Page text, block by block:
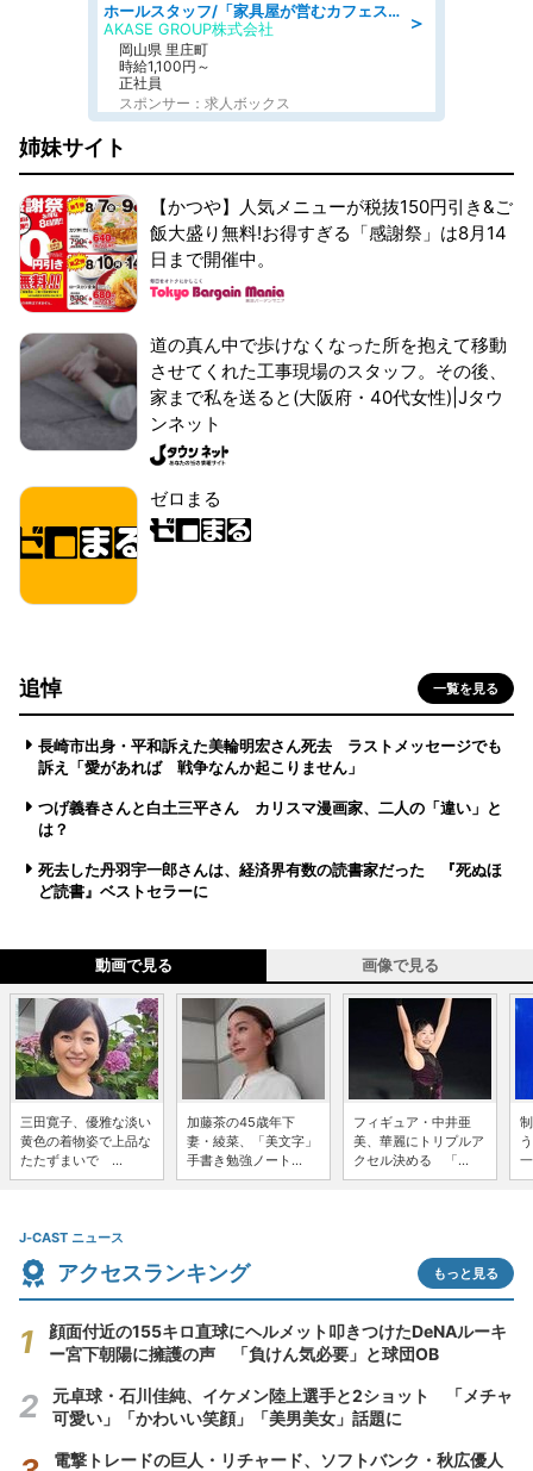
＞
ホールスタッフ/「家具屋が営むカフェスタッフ!」週2日～OK!嬉しいまかない付き/岡山県/浅口郡里庄町
AKASE GROUP株式会社
岡山県 里庄町
時給1,100円～
正社員
スポンサー：求人ボックス
姉妹サイト
【かつや】人気メニューが税抜150円引き&ご
飯大盛り無料!お得すぎる「感謝祭」は8月14
日まで開催中。
道の真ん中で歩けなくなった所を抱えて移動
させてくれた工事現場のスタッフ。その後、
家まで私を送ると(大阪府・40代女性)|Jタウ
ンネット
ゼロまる
追悼 一覧を見る
長崎市出身・平和訴えた美輪明宏さん死去 ラストメッセージでも
訴え「愛があれば 戦争なんか起こりません」
つげ義春さんと白土三平さん カリスマ漫画家、二人の「違い」と
は？
死去した丹羽宇一郎さんは、経済界有数の読書家だった 『死ぬほ
ど読書』ベストセラーに
動画で見る 画像で見る
三田寛子、優雅な淡い
黄色の着物姿で上品な
たたずまいで ...
加藤茶の45歳年下
妻・綾菜、「美文字」
手書き勉強ノート...
フィギュア・中井亜
美、華麗にトリプルア
クセル決める 「...
J-CAST ニュース
アクセスランキング もっと見る
顔面付近の155キロ直球にヘルメット叩きつけたDeNAルーキ
ー宮下朝陽に擁護の声 「負けん気必要」と球団OB
元卓球・石川佳純、イケメン陸上選手と2ショット 「メチャ
可愛い」「かわいい笑顔」「美男美女」話題に
電撃トレードの巨人・リチャード、ソフトバンク・秋広優人